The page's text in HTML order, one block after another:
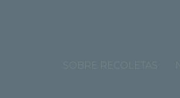
SOBRE RECOLETAS